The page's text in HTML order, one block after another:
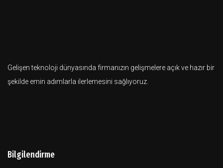
Gelişen teknoloji dünyasında firmanızın gelişmelere açık ve hazır bir
şekilde emin adımlarla ilerlemesini sağlıyoruz.
Bilgilendirme